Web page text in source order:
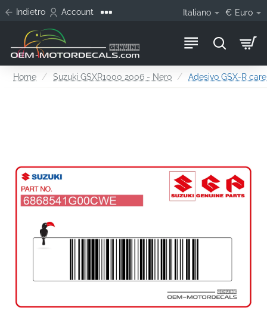
Indietro Account Italiano € Euro
HomehomeSuzuki GSXR1000 2006 - Nero Adesivo GSX-R